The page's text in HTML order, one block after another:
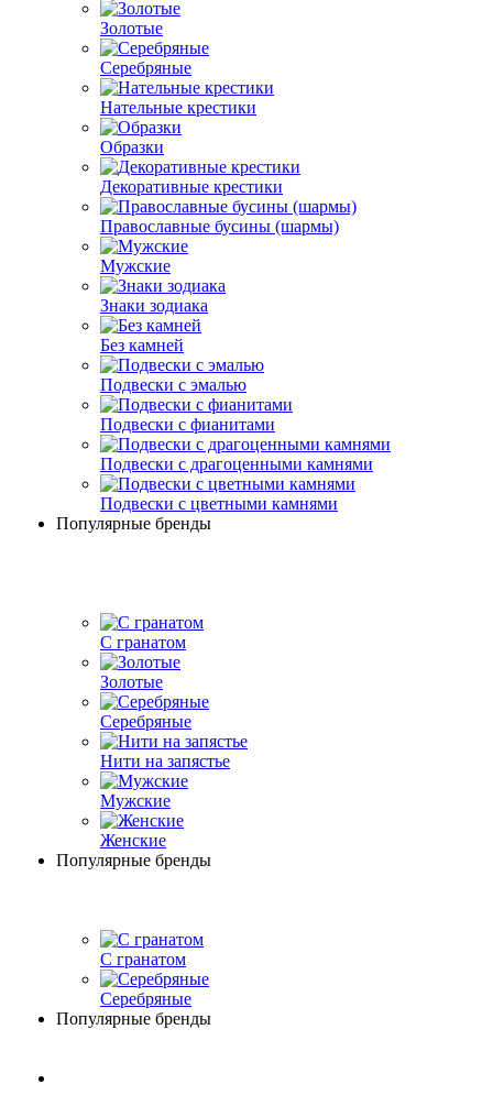
Золотые
Серебряные
Нательные крестики
Образки
Декоративные крестики
Православные бусины (шармы)
Мужские
Знаки зодиака
Без камней
Подвески с эмалью
Подвески с фианитами
Подвески с драгоценными камнями
Подвески с цветными камнями
Популярные бренды
С гранатом
Золотые
Серебряные
Нити на запястье
Мужские
Женские
Популярные бренды
С гранатом
Серебряные
Популярные бренды